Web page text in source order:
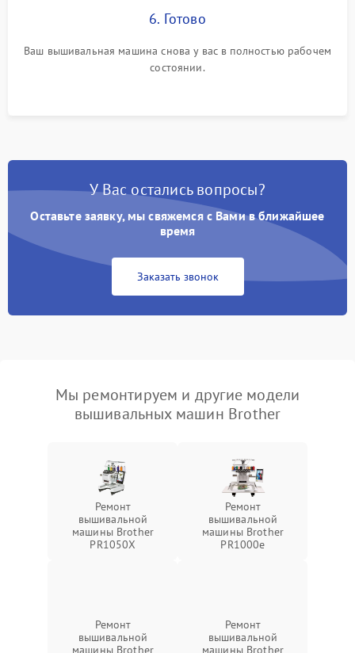
6. Готово
Ваш вышивальная машина снова у вас в полностью рабочем
состоянии.
У Вас остались вопросы?
Оставьте заявку, мы свяжемся с Вами в ближайшее
время
Заказать звонок
Мы ремонтируем и другие модели
вышивальных машин Brother
Ремонт
вышивальной
машины Brother
PR1050X
Ремонт
вышивальной
машины Brother
PR1000e
Ремонт
вышивальной
машины Brother
Ремонт
вышивальной
машины Brother